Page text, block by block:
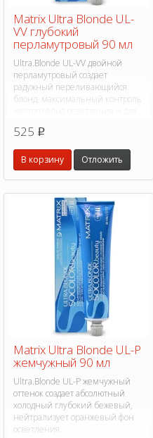
Matrix Ultra Blonde UL-
VV глубокий
перламутровый 90 мл
Ultra.Blonde UL-VV двойной
перламутровый создает
радужный переливающийся
блонд, максимальный контроль
525 p
В корзину Отложить
Matrix Ultra Blonde UL-P
жемчужный 90 мл
Ultra.Blonde UL-P жемчужный
оттенок создает абсолютный
холодный глубокий бежевый,
нейтрализует оранжевый фон
осветления.